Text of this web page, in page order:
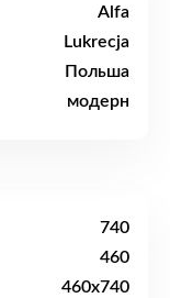
Alfa
Lukrecja
Польша
модерн
740
460
460x740